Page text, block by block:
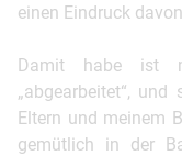
einen Eindruck
Damit habe ist
„abgearbeitet“,
Eltern und meinem
gemütlich in der